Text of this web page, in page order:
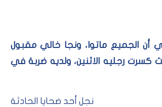
أن الجميع ماتوا، ونجا خالي مقبول
كسرت رجليه الاثنين، ولديه ضربة في
نجل أحد ضحايا الحادثة